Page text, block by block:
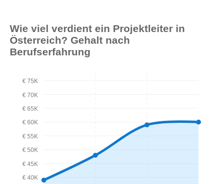
Wie viel verdient ein Projektleiter in
Österreich? Gehalt nach
Berufserfahrung
€ 40K
€ 45K
€ 50K
€ 55K
€ 60K
€ 65K
€ 70K
€ 75K